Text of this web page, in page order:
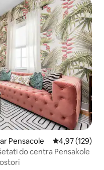
Pensacole prosječna
4,97 (129)
do centra Pensakole